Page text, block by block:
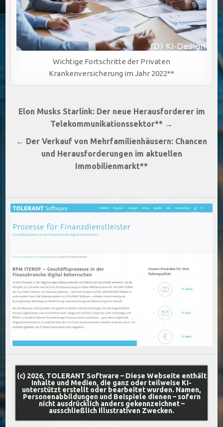
Wichtige Fortschritte der Privaten
Krankenversicherung im Jahr 2022**
Beitragsnavigation
Elon Musks Starlink: Der neue Herausforderer im
Telekommunikationssektor** →
← Der Verkauf von Mehrfamilienhäusern: Chancen
und Herausforderungen im aktuellen
Immobilienmarkt**
(c) 2026, TOLERANT Software – Diese Webseite enthält
Inhalte und Medien, die ganz oder teilweise KI-
unterstützt erstellt oder bearbeitet wurden. Namen,
Personenabbildungen und Beispiele dienen – sofern
nicht ausdrücklich anders gekennzeichnet –
ausschließlich illustrativen Zwecken.